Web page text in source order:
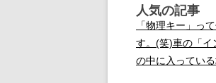
人気の記事
「物理キー」っ
す。(笑)車の「イ
の中に入っている